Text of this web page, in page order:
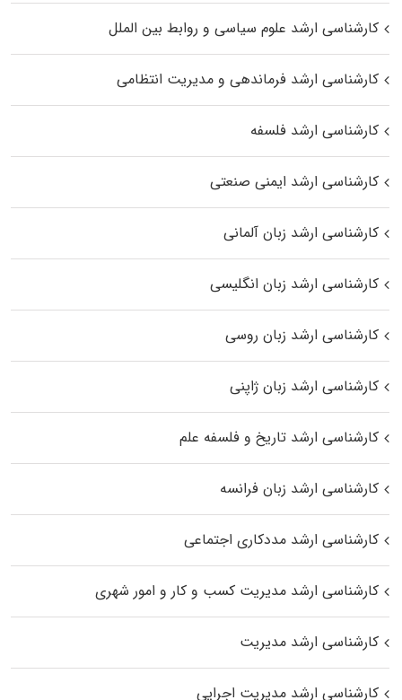
کارشناسی ارشد علوم سیاسی و روابط بین الملل
کارشناسی ارشد فرماندهی و مدیریت انتظامی
کارشناسی ارشد فلسفه
کارشناسی ارشد ایمنی صنعتی
کارشناسی ارشد زبان آلمانی
کارشناسی ارشد زبان انگلیسی
کارشناسی ارشد زبان روسی
کارشناسی ارشد زبان ژاپنی
کارشناسی ارشد تاریخ و فلسفه علم
کارشناسی ارشد زبان فرانسه
کارشناسی ارشد مددکاری اجتماعی
کارشناسی ارشد مدیریت کسب و کار و امور شهری
کارشناسی ارشد مدیریت
کارشناسی ارشد مدیریت اجرایی